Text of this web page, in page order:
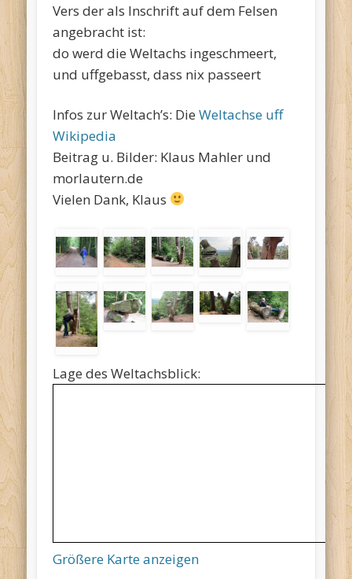
Vers der als Inschrift auf dem Felsen
angebracht ist:
do werd die Weltachs ingeschmeert,
und uffgebasst, dass nix passeert
Infos zur Weltach’s: Die Weltachse uff
Wikipedia
Beitrag u. Bilder: Klaus Mahler und
morlautern.de
Vielen Dank, Klaus
Lage des Weltachsblick:
Größere Karte anzeigen